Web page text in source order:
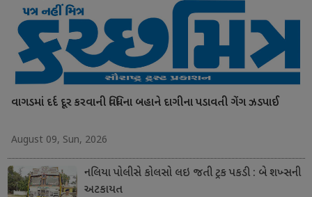
વાગડમાં દર્દ દૂર કરવાની વિધિના બહાને દાગીના પડાવતી ગેંગ ઝડપાઈ
August 09, Sun, 2026
નલિયા પોલીસે કોલસો લઇ જતી ટ્રક પકડી : બે શખ્સની
અટકાયત